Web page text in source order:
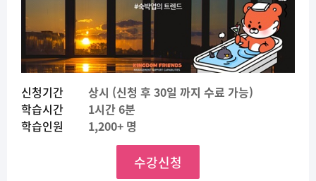
신청기간
상시 (신청 후 30일 까지 수료 가능)
학습시간
1시간 6분
학습인원
1,200+ 명
수강신청